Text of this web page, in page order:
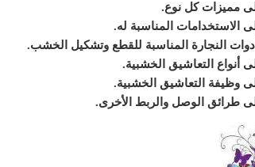
مميزات كل نوع.
الاستخدامات المناسبة له.
النجارة المناسبة للقطع وتشكيل الخشب.
أنواع التعاشيق الخشبية.
وظيفة التعاشيق الخشبية.
طرائق الوصل والربط الأخرى.